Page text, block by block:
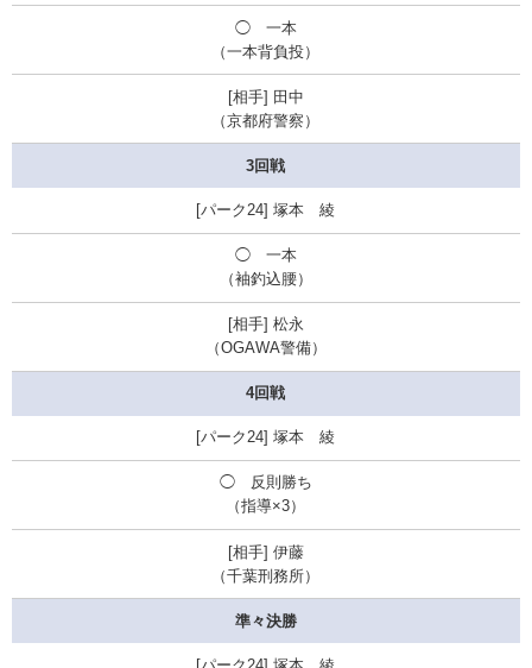
◯ 一本
（一本背負投）
田中
（京都府警察）
3回戦
塚本 綾
◯ 一本
（袖釣込腰）
松永
（OGAWA警備）
4回戦
塚本 綾
◯ 反則勝ち
（指導×3）
伊藤
（千葉刑務所）
準々決勝